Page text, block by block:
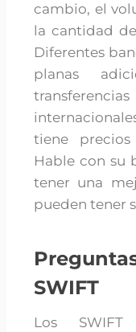
cambio, el
la cantidad
Diferentes
planas
tiene
Hable con su
tener una
pueden tener
SWIFT
Los